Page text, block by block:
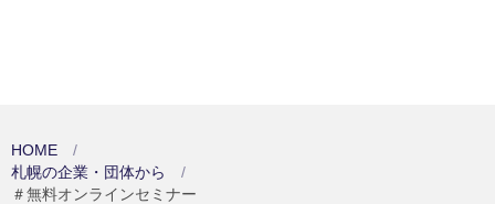
HOME
札幌の企業・団体から
＃無料オンラインセミナー